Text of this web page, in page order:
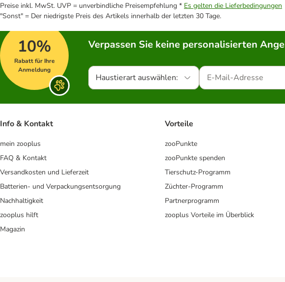
Preise inkl. MwSt. UVP = unverbindliche Preisempfehlung * Es gelten die Lieferbedingungen
"Sonst" = Der niedrigste Preis des Artikels innerhalb der letzten 30 Tage.
10%
Rabatt für Ihre
Anmeldung
Verpassen Sie keine personalisierten
Haustierart auswählen:
Info & Kontakt
mein zooplus
FAQ & Kontakt
Versandkosten und Lieferzeit
Batterien- und Verpackungsentsorgung
Nachhaltigkeit
zooplus hilft
Magazin
Vorteile
zooPunkte
zooPunkte spenden
Tierschutz-Programm
Züchter-Programm
Partnerprogramm
zooplus Vorteile im Überblick